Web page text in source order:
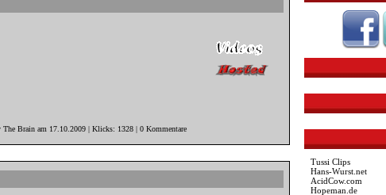
Brain am 17.10.2009 | Klicks: 1328 | 0 Kommentare
Tussi Clips
Hans-Wurst.net
AcidCow.com
Hopeman.de